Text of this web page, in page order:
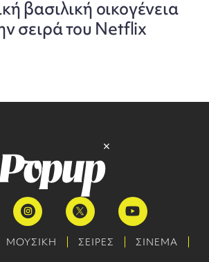
βασιλική οικογένεια
σειρά του Netflix
ΜΟΥΣΙΚΗ ΣΕΙΡΕΣ ΣΙΝΕΜΑ